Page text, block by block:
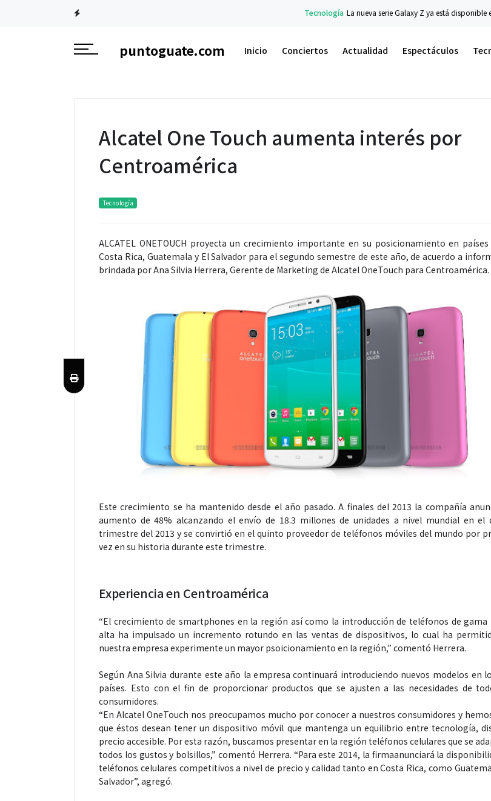
Tecnología La nueva serie Galaxy Z ya está disponible en
puntoguate.com Inicio Conciertos Actualidad Espectáculos
Alcatel One Touch aumenta interés por
Centroamérica
Tecnología
ALCATEL ONETOUCH proyecta un crecimiento importante en su posicionamiento en
Costa Rica, Guatemala y El Salvador para el segundo semestre de este año, de acuerdo a
brindada por Ana Silvia Herrera, Gerente de Marketing de Alcatel OneTouch para Centroamérica.
Este crecimiento se ha mantenido desde el año pasado. A finales del 2013 la compañía
aumento de 48% alcanzando el envío de 18.3 millones de unidades a nivel mundial en el
trimestre del 2013 y se convirtió en el quinto proveedor de teléfonos móviles del mundo por
vez en su historia durante este trimestre.
Experiencia en Centroamérica
“El crecimiento de smartphones en la región así como la introducción de teléfonos de gama
alta ha impulsado un incremento rotundo en las ventas de dispositivos, lo cual ha
nuestra empresa experimente un mayor psoicionamiento en la región,” comentó Herrera.
Según Ana Silvia durante este año la empresa continuará introduciendo nuevos modelos en
países. Esto con el fin de proporcionar productos que se ajusten a las necesidades de
consumidores.
“En Alcatel OneTouch nos preocupamos mucho por conocer a nuestros consumidores y
que éstos desean tener un dispositivo móvil que mantenga un equilibrio entre tecnología,
precio accesible. Por esta razón, buscamos presentar en la región teléfonos celulares que se
todos los gustos y bolsillos,” comentó Herrera. “Para este 2014, la firmaanunciará la
teléfonos celulares competitivos a nivel de precio y calidad tanto en Costa Rica, como
Salvador”, agregó.